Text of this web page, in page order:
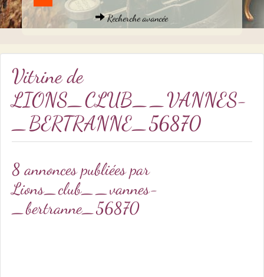
Recherche avancée
Vitrine de
LIONS_CLUB__VANNES-
_BERTRANNE_56870
8 annonces publiées par
Lions_club__vannes-
_bertranne_56870